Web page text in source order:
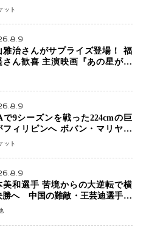
井不動産カップ」でスペシャルゲ
ット
雅治さんがサプライズ登場！ 福
さん歓喜 主演映画『あの星が降
で、君とまた出会いたい。』舞台
で9シーズンを戦った224cmの巨
フィリピンへ ボバン・マリヤノ
チ ジョーンズカップで新たな挑
ット
美和選手 苦境からの大逆転で横
勝へ 中国の難敵・王芸迪選手を
「ここからまた行くぞ」兄・智和